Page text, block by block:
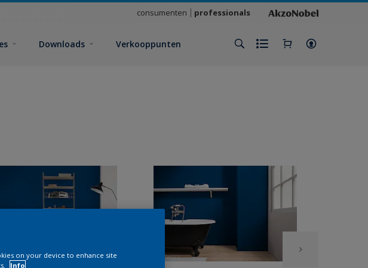
consumenten professionals
Downloads Verkooppunten
on your device to enhance site
Info